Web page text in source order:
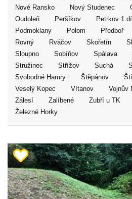
Nové Ransko
Nový Studenec
Oudoleň
Peršíkov Petrkov 1.díl
Podmoklany
Polom Předboř
Rovný
Rváčov Skořetín
Sloupno
Sobíňov Spálava
Stružinec
Střížov Suchá
Svobodné Hamry
Štěpánov
Veselý Kopec
Vítanov Vojnův
Zálesí
Zalíbené Zubří u TK
Železné Horky